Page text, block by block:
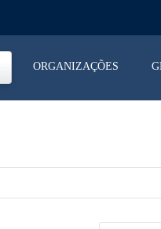
ORGANIZAÇÕES